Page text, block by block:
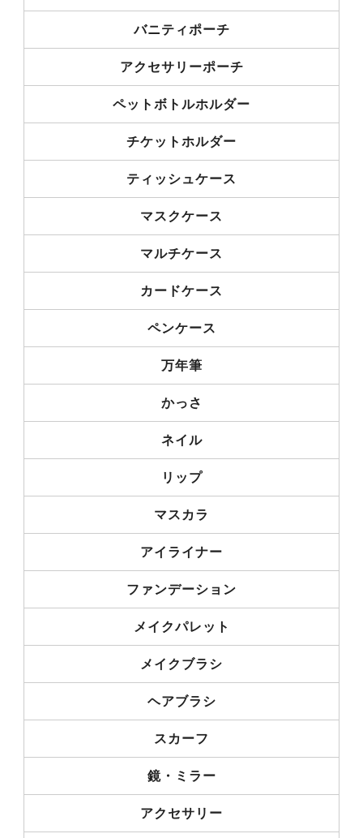
バニティポーチ
アクセサリーポーチ
ペットボトルホルダー
チケットホルダー
ティッシュケース
マスクケース
マルチケース
カードケース
ペンケース
万年筆
かっさ
ネイル
リップ
マスカラ
アイライナー
ファンデーション
メイクパレット
メイクブラシ
ヘアブラシ
スカーフ
鏡・ミラー
アクセサリー